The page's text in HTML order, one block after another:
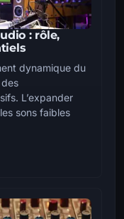
: rôle,
dynamique du
L’expander
sons faibles